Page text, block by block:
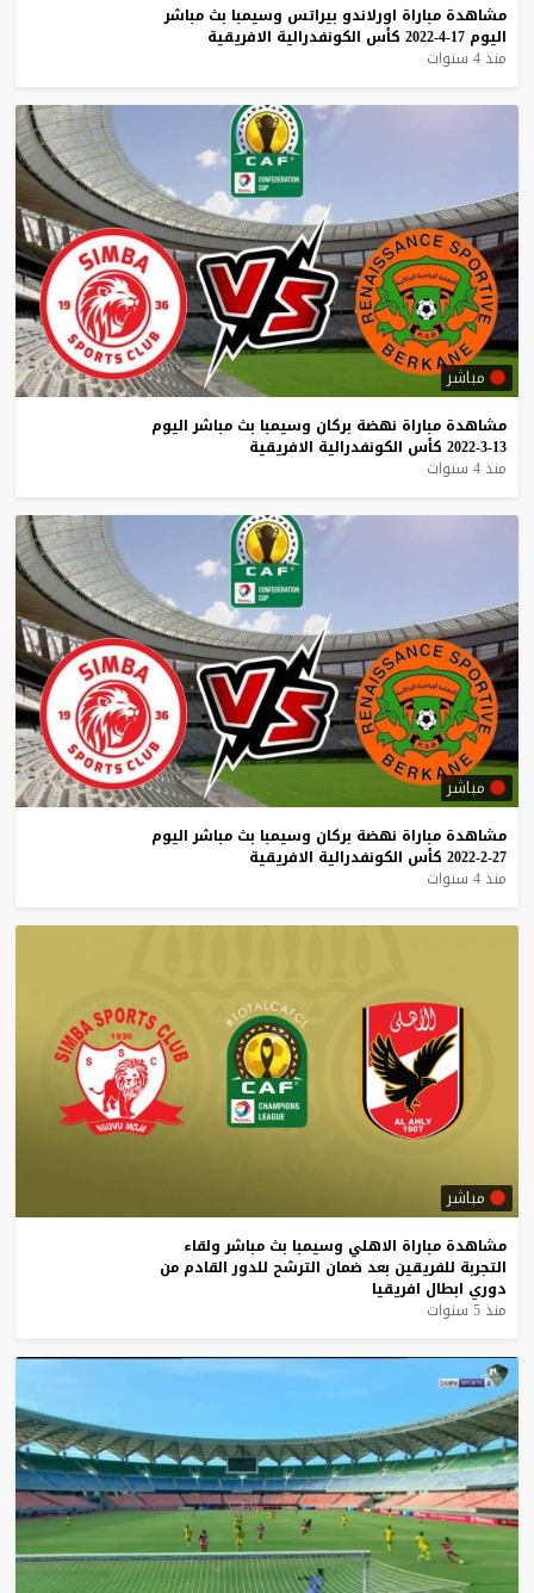
مشاهدة مباراة اورلاندو بيراتس وسيمبا بث مباشر
اليوم 17-4-2022 كأس الكونفدرالية الافريقية
منذ 4 سنوات
مباشر
مشاهدة مباراة نهضة بركان وسيمبا بث مباشر اليوم
13-3-2022
كأس الكونفدرالية الافريقية
منذ 4 سنوات
مباشر
مشاهدة مباراة نهضة بركان وسيمبا بث مباشر اليوم
27-2-2022
كأس الكونفدرالية الافريقية
منذ 4 سنوات
مباشر
مشاهدة مباراة الاهلي وسيمبا بث مباشر ولقاء
التجربة للفريقين بعد ضمان الترشح للدور القادم من
دوري ابطال افريقيا
منذ 5 سنوات